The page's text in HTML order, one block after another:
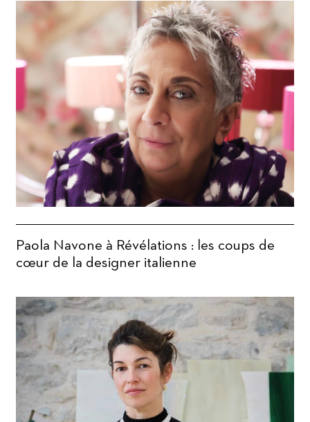
Paola Navone à Révélations : les coups de
cœur de la designer italienne